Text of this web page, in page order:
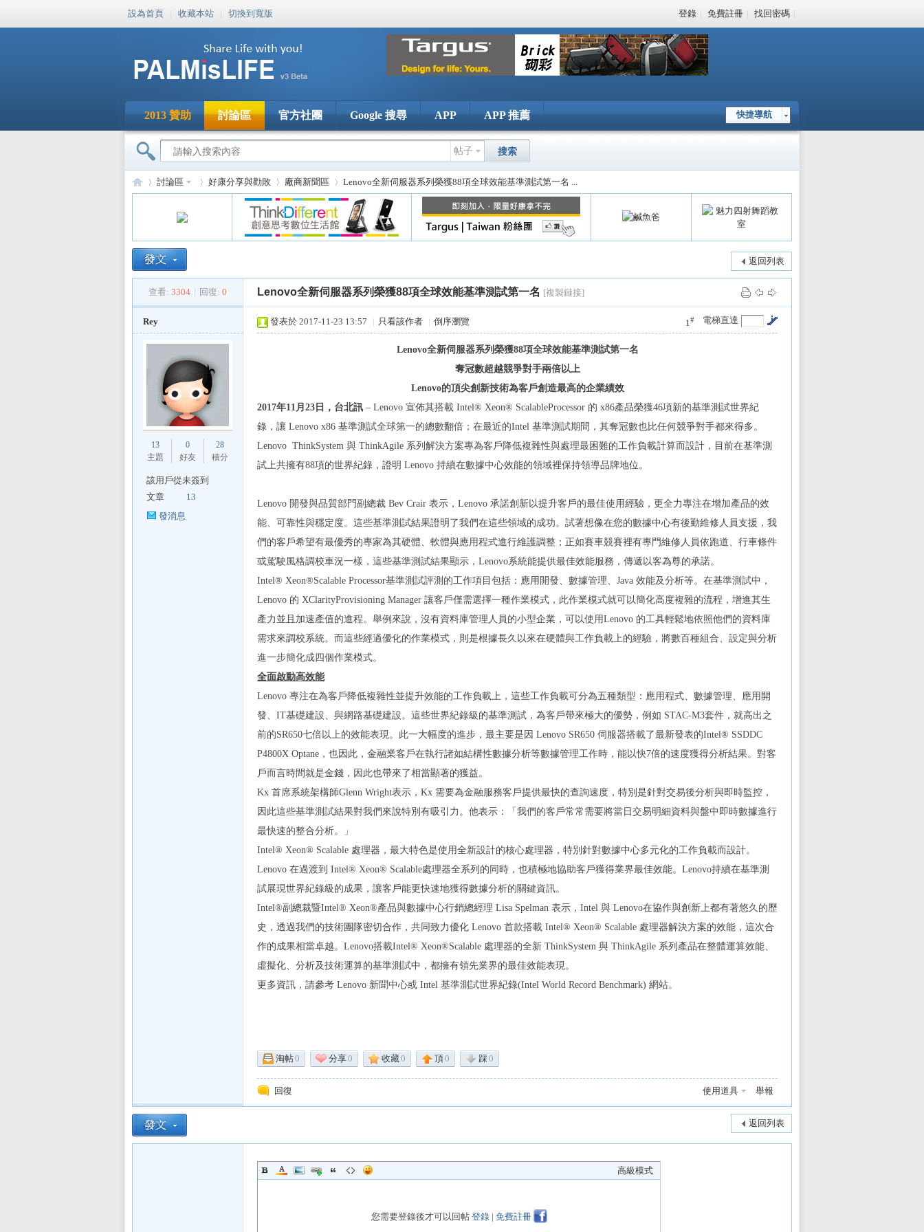
設為首頁 | 收藏本站 | 切換到寬版 登錄 | 免費註冊 | 找回密碼 |
快捷導航
2013 贊助 討論區 官方社團 Google 搜尋 APP APP 推薦
帖子 搜索
PA»
討論區
›
好康分享與勸敗
›
廠商新聞區
›
Lenovo全新伺服器系列榮獲88項全球效能基準測試第一名 ...
返回列表
查看: 3304 | 回復: 0 Lenovo全新伺服器系列榮獲88項全球效能基準測試第一名 [複製鏈接]
Rey
13
主題
0
好友
28
積分
該用戶從未簽到
文章
13
發消息
電梯直達
1#
發表於 2017-11-23 13:57 | 只看該作者 | 倒序瀏覽
Lenovo全新伺服器系列榮獲88項全球效能基準測試第一名
奪冠數超越競爭對手兩倍以上
Lenovo的頂尖創新技術為客戶創造最高的企業績效
2017年11月 23 日 ， 台北訊 – Lenovo 宣佈其搭載 Intel® Xeon® ScalableProcessor 的 x86產品榮獲46項新的基準測試世界紀
錄，讓 Lenovo x86 基準測試全球第一的總數翻倍；在最近的Intel 基準測試期間，其奪冠數也比任何競爭對手都來得多。
Lenovo ThinkSystem 與 ThinkAgile 系列解決方案專為客戶降低複雜性與處理最困難的工作負載計算而設計，目前在基準測
試上共擁有88項的世界紀錄，證明 Lenovo 持續在數據中心效能的領域裡保持領導品牌地位。
Lenovo 開發與品質部門副總裁 Bev Crair 表示，Lenovo 承諾創新以提升客戶的最佳使用經驗，更全力專注在增加產品的效
能、可靠性與穩定度。這些基準測試結果證明了我們在這些領域的成功。試著想像在您的數據中心有後勤維修人員支援，我
們的客戶希望有最優秀的專家為其硬體、軟體與應用程式進行維護調整；正如賽車競賽裡有專門維修人員依跑道、行車條件
或駕駛風格調校車況一樣，這些基準測試結果顯示，Lenovo系統能提供最佳效能服務，傳遞以客為尊的承諾。
Intel® Xeon®Scalable Processor基準測試評測的工作項目包括：應用開發、數據管理、Java 效能及分析等。在基準測試中，
Lenovo 的 XClarityProvisioning Manager 讓客戶僅需選擇一種作業模式，此作業模式就可以簡化高度複雜的流程，增進其生
產力並且加速產值的進程。舉例來說，沒有資料庫管理人員的小型企業，可以使用Lenovo 的工具輕鬆地依照他們的資料庫
需求來調校系統。而這些經過優化的作業模式，則是根據長久以來在硬體與工作負載上的經驗，將數百種組合、設定與分析
進一步簡化成四個作業模式。
全面啟動高效能
Lenovo 專注在為客戶降低複雜性並提升效能的工作負載上，這些工作負載可分為五種類型：應用程式、數據管理、應用開
發、IT基礎建設、與網路基礎建設。這些世界紀錄級的基準測試，為客戶帶來極大的優勢，例如 STAC-M3套件，就高出之
前的SR650七倍以上的效能表現。此一大幅度的進步，最主要是因 Lenovo SR650 伺服器搭載了最新發表的Intel® SSDDC
P4800X Optane，也因此，金融業客戶在執行諸如結構性數據分析等數據管理工作時，能以快7倍的速度獲得分析結果。對客
戶而言時間就是金錢，因此也帶來了相當顯著的獲益。
Kx 首席系統架構師Glenn Wright表示，Kx 需要為金融服務客戶提供最快的查詢速度，特別是針對交易後分析與即時監控，
因此這些基準測試結果對我們來說特別有吸引力。他表示：「我們的客戶常常需要將當日交易明細資料與盤中即時數據進行
最快速的整合分析。」
Intel® Xeon® Scalable 處理器，最大特色是使用全新設計的核心處理器，特別針對數據中心多元化的工作負載而設計。
Lenovo 在過渡到 Intel® Xeon® Scalable處理器全系列的同時，也積極地協助客戶獲得業界最佳效能。Lenovo持續在基準測
試展現世界紀錄級的成果，讓客戶能更快速地獲得數據分析的關鍵資訊。
Intel®副總裁暨Intel® Xeon®產品與數據中心行銷總經理 Lisa Spelman 表示，Intel 與 Lenovo在協作與創新上都有著悠久的歷
史，透過我們的技術團隊密切合作，共同致力優化 Lenovo 首款搭載 Intel® Xeon® Scalable 處理器解決方案的效能，這次合
作的成果相當卓越。Lenovo搭載Intel® Xeon®Scalable 處理器的全新 ThinkSystem 與 ThinkAgile 系列產品在整體運算效能、
虛擬化、分析及技術運算的基準測試中，都擁有領先業界的最佳效能表現。
更多資訊，請參考 Lenovo 新聞中心或 Intel 基準測試世界紀錄(Intel World Record Benchmark) 網站。
淘帖0 分享0 收藏0 頂0 踩0
回復 使用道具 舉報
返回列表
高級模式
您需要登錄後才可以回帖 登錄| 免費註冊